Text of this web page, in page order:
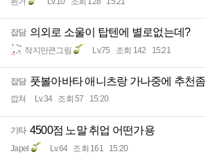
잡담 의외로 소울이 탑텐에 별로없는데?
작지만큰그림 Lv.75 조회 142 15:21
잡담 풋볼아바타 애니츠랑 가나중에 추천좀
깝쳐 Lv.34 조회 57 15:20
기타 4500점 노말 취업 어떤가용
Japel Lv.64 조회 161 15:20